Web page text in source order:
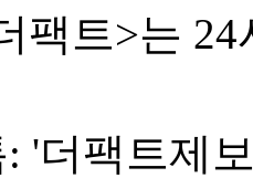
팩트>는
: '더팩트제